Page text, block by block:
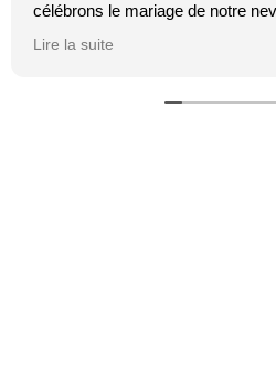
célébrons le mariage de notre
Lire la suite